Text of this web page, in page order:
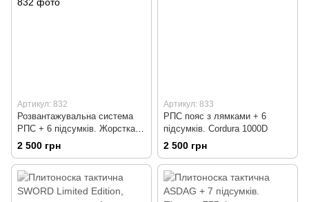
Артикул: 832
Розвантажувальна система
РПС + 6 підсумків. Жорстка
основа. Піксель.
2 500 грн
Артикул: 833
РПС пояс з лямками + 6
підсумків. Cordura 1000D
2 500 грн